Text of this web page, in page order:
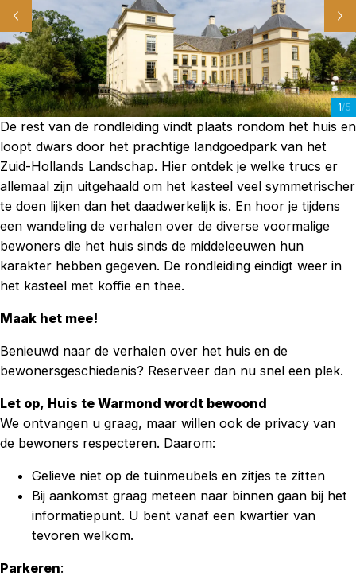
1/5
De rest van de rondleiding vindt plaats rondom het huis en
loopt dwars door het prachtige landgoedpark van het
Zuid-Hollands Landschap. Hier ontdek je welke trucs er
allemaal zijn uitgehaald om het kasteel veel symmetrischer
te doen lijken dan het daadwerkelijk is. En hoor je tijdens
een wandeling de verhalen over de diverse voormalige
bewoners die het huis sinds de middeleeuwen hun
karakter hebben gegeven. De rondleiding eindigt weer in
het kasteel met koffie en thee.
Maak het mee!
Benieuwd naar de verhalen over het huis en de
bewonersgeschiedenis? Reserveer dan nu snel een plek.
Let op, Huis te Warmond wordt bewoond
We ontvangen u graag, maar willen ook de privacy van
de bewoners respecteren. Daarom:
Gelieve niet op de tuinmeubels en zitjes te zitten
Bij aankomst graag meteen naar binnen gaan bij het
informatiepunt. U bent vanaf een kwartier van
tevoren welkom.
Parkeren: